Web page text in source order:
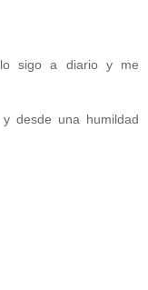
sigo a diario y me
desde una humildad